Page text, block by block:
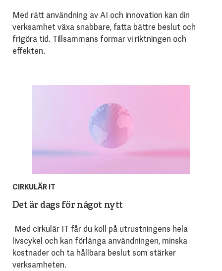
Med rätt användning av AI och innovation kan din
verksamhet växa snabbare, fatta bättre beslut och
frigöra tid. Tillsammans formar vi riktningen och
effekten.
CIRKULÄR IT
Det är dags för något nytt
Med cirkulär IT får du koll på utrustningens hela
livscykel och kan förlänga användningen, minska
kostnader och ta hållbara beslut som stärker
verksamheten.